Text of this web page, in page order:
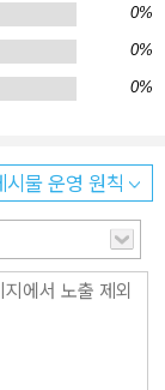
톡’은 선생님과
제를 한층 더 깊이
에 참여하듯 자신
것입니다.
0%
0%
0%
시물 운영 원칙